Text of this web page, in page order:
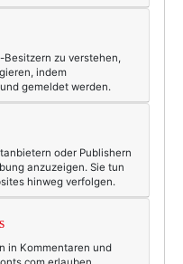
Hervé von der
zu verstehen,
indem
gemeldet werden.
oder Publishern
anzuzeigen. Sie tun
hinweg verfolgen.
in Kommentaren und